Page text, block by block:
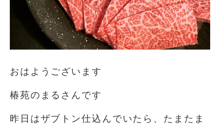
おはようございます️
椿苑のまるさんです
昨日はザブトン仕込んでいたら、たまたま